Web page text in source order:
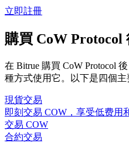
立即註冊
購買 CoW Protocol
在 Bitrue 購買 CoW Protocol
種方式使用它。以下是四個主
現貨交易
即刻交易 COW，享受低费用
交易 COW
合約交易